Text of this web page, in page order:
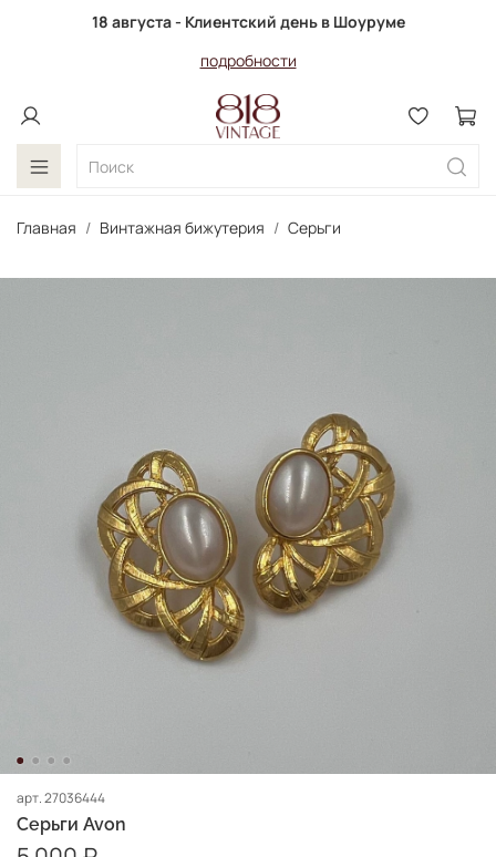
18 августа - Клиентский день в Шоуруме
подробности
Главная Винтажная бижутерия Серьги
арт.27036444
Серьги Avon